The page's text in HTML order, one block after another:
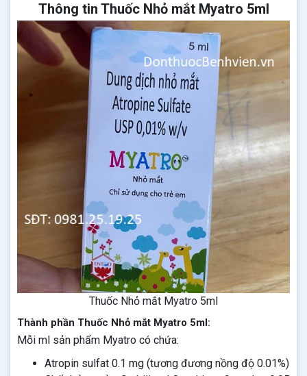
Thông tin Thuốc Nhỏ mắt Myatro 5ml
Thuốc Nhỏ mắt Myatro 5ml
Thành phần Thuốc Nhỏ mắt Myatro 5ml:
Mỗi ml sản phẩm Myatro có chứa:
Atropin sulfat 0.1 mg (tương đương nồng độ 0.01%)